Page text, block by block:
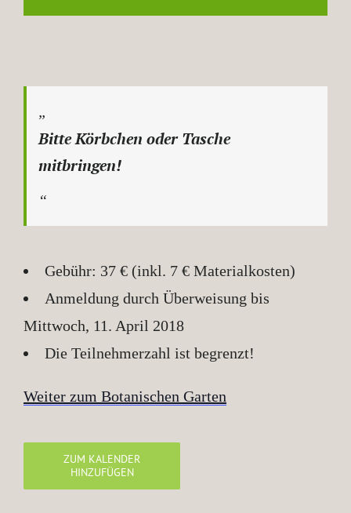
Bitte Körbchen oder Tasche
mitbringen!
Gebühr: 37 € (inkl. 7 € Materialkosten)
Anmeldung durch Überweisung bis
Mittwoch, 11. April 2018
Die Teilnehmerzahl ist begrenzt!
Weiter zum Botanischen Garten
ZUM KALENDER
HINZUFÜGEN